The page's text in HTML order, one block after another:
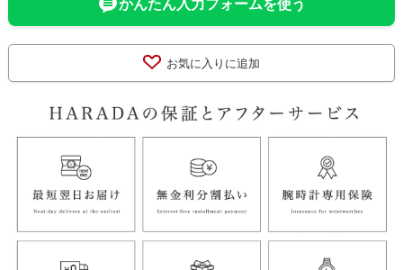
かんたん入力フォームを使う
お気に入りに追加